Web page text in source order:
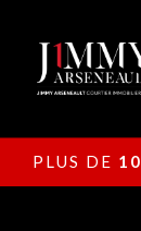
PLUS DE